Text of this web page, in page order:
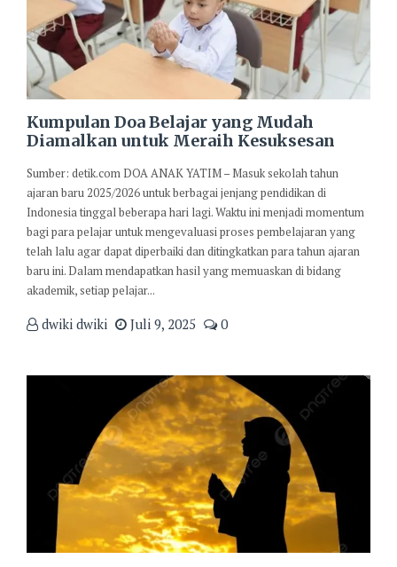
Kumpulan Doa Belajar yang Mudah
Diamalkan untuk Meraih Kesuksesan
Sumber: detik.com DOA ANAK YATIM – Masuk sekolah tahun
ajaran baru 2025/2026 untuk berbagai jenjang pendidikan di
Indonesia tinggal beberapa hari lagi. Waktu ini menjadi momentum
bagi para pelajar untuk mengevaluasi proses pembelajaran yang
telah lalu agar dapat diperbaiki dan ditingkatkan para tahun ajaran
baru ini. Dalam mendapatkan hasil yang memuaskan di bidang
akademik, setiap pelajar...
dwiki dwiki Juli 9, 2025 0